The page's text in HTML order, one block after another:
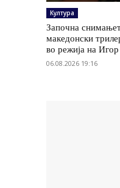
Култура
Започна
македонски
во режија на
06.08.2026 19:16